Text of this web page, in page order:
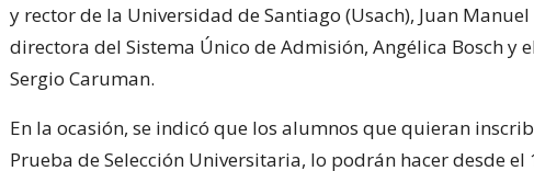
y rector de la Universidad de Santiago (Usach), Juan
directora del Sistema Único de Admisión, Angélica Bosch y
Sergio Caruman.
En la ocasión, se indicó que los alumnos que quieran
Prueba de Selección Universitaria, lo podrán hacer desde el